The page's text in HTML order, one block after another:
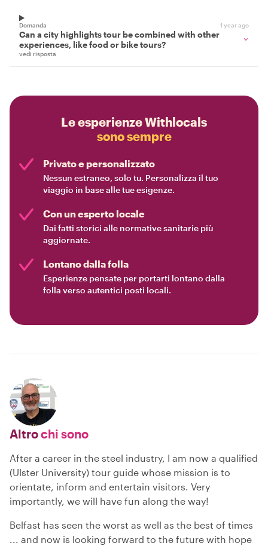
Domanda 1 year ago
Can a city highlights tour be combined with other
experiences, like food or bike tours?
vedi risposta
Le esperienze Withlocals
sono sempre
Privato e personalizzato
Nessun estraneo, solo tu. Personalizza il tuo
viaggio in base alle tue esigenze.
Con un esperto locale
Dai fatti storici alle normative sanitarie più
aggiornate.
Lontano dalla folla
Esperienze pensate per portarti lontano dalla
folla verso autentici posti locali.
Altrochi sono
After a career in the steel industry, I am now a qualified
(Ulster University) tour guide whose mission is to
orientate, inform and entertain visitors. Very
importantly, we will have fun along the way!
Belfast has seen the worst as well as the best of times
... and now is looking forward to the future with hope